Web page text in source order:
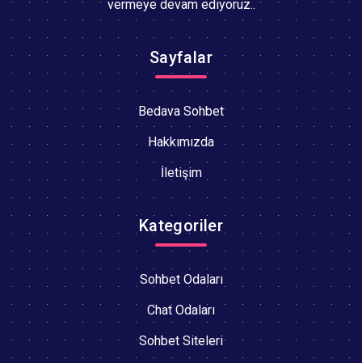
vermeye devam ediyoruz..
Sayfalar
Bedava Sohbet
Hakkımızda
İletişim
Kategoriler
Sohbet Odaları
Chat Odaları
Sohbet Siteleri